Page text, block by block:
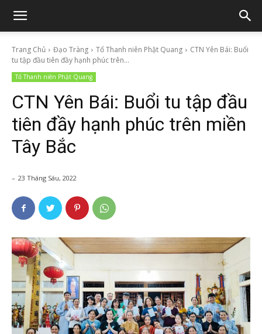
Trang Chủ Đạo Tràng Tổ Thanh niên Phật Quang
CTN Yên Bái: Buổi
tu tập đầu tiên đầy hạnh phúc trên...
Tổ Thanh niên Phật Quang
CTN Yên Bái: Buổi tu tập đầu
tiên đầy hạnh phúc trên miền
Tây Bắc
- 23 Tháng Sáu, 2022